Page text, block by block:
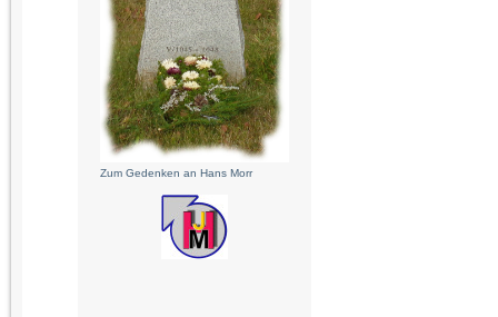
Zum Gedenken an Hans Morr